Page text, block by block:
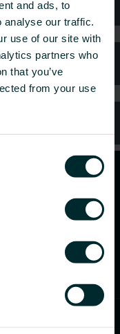
and ads, to
analyse our traffic.
use of our site with
partners who
that you’ve
from your use